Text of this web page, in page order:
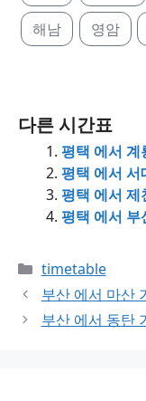
해남 영암
다른 시간표
평택 에서 계
평택 에서 서
평택 에서 제
평택 에서 부
Categories
timetable
부산 에서 마산
부산 에서 동탄